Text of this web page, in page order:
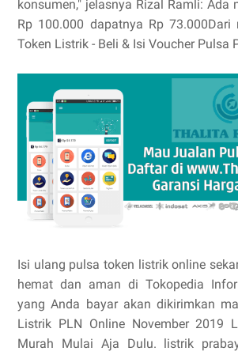
konsumen," jelasnya Rizal Ramli: Ada
Rp 100.000 dapatnya Rp
Token Listrik - Beli & Isi Voucher Pulsa
Isi ulang pulsa token listrik online
hemat dan aman di Tokopedia
yang Anda bayar akan dikirimkan
Listrik PLN Online November 2019
Murah Mulai Aja Dulu. listrik